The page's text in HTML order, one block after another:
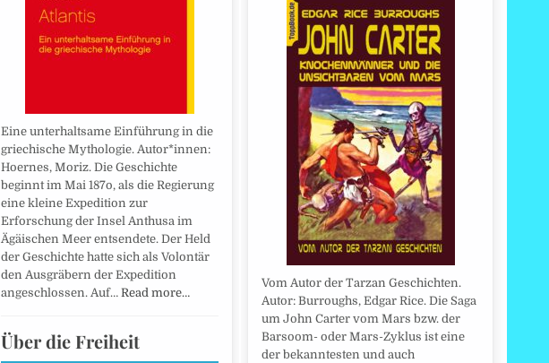
Eine unterhaltsame Einführung in die
griechische Mythologie. Autor*innen:
Hoernes, Moriz. Die Geschichte
beginnt im Mai 187o, als die Regierung
eine kleine Expedition zur
Erforschung der Insel Anthusa im
Ägäischen Meer entsendete. Der Held
der Geschichte hatte sich als Volontär
den Ausgräbern der Expedition
angeschlossen. Auf… Read more…
Über die Freiheit
Vom Autor der Tarzan Geschichten.
Autor: Burroughs, Edgar Rice. Die Saga
um John Carter vom Mars bzw. der
Barsoom- oder Mars-Zyklus ist eine
der bekanntesten und auch